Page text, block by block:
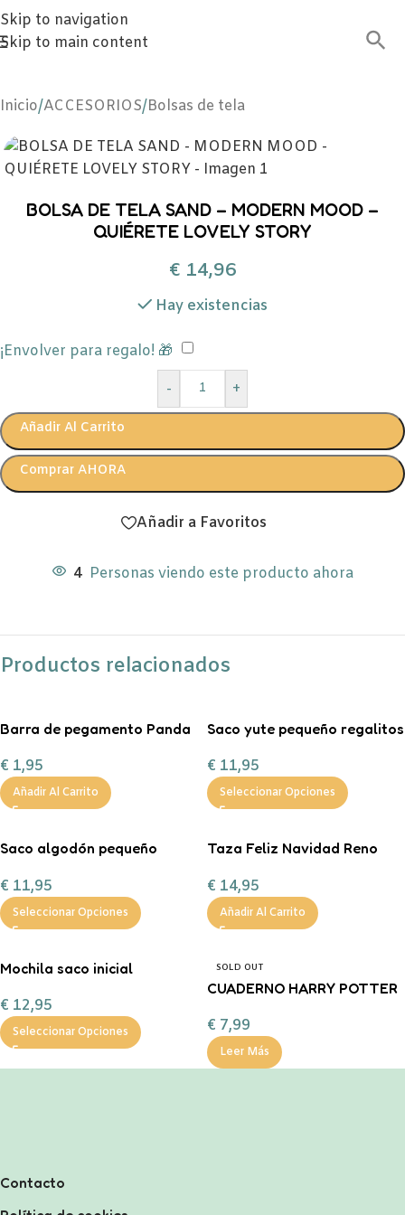
Skip to navigation
Skip to main content
Inicio/ACCESORIOS/Bolsas de tela
BOLSA DE TELA SAND – MODERN MOOD –
QUIÉRETE LOVELY STORY
€14,96
Hay existencias
¡Envolver para regalo! 🎁
-
+
Añadir Al Carrito
Comprar AHORA
Añadir a Favoritos
4 Personas viendo este producto ahora
Productos relacionados
Barra de pegamento Panda
€ 1,95
Añadir Al Carrito
Saco yute pequeño regalitos
€ 11,95
Seleccionar Opciones
Saco algodón pequeño
Magos”
€ 11,95
Seleccionar Opciones
Taza Feliz Navidad Reno
chocolate a la taza, nubes y
bas
€ 14,95
Añadir Al Carrito
Mochila saco inicial
€ 12,95
Seleccionar Opciones
SOLD OUT
CUADERNO HARRY POTTER
€ 7,99
Leer Más
Contacto